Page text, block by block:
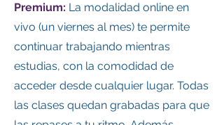
Premium: La modalidad online en
vivo (un viernes al mes) te permite
continuar trabajando mientras
estudias, con la comodidad de
acceder desde cualquier lugar. Todas
las clases quedan grabadas para que